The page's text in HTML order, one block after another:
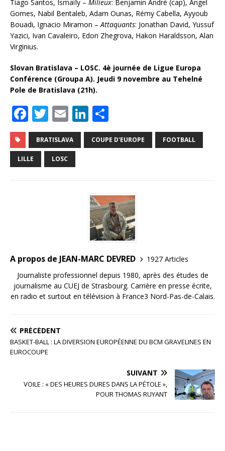
Tiago Santos, Ismaïly – Milieux: Benjamin André (cap), Angel
Gomes, Nabil Bentaleb, Adam Ounas, Rémy Cabella, Ayyoub
Bouadi, Ignacio Miramon –Attaquants: Jonathan David, Yussuf
Yazici, Ivan Cavaleiro, Edon Zhegrova, Hakon Haraldsson, Alan
Virginius.
Slovan Bratislava – LOSC. 4è journée de Ligue Europa
Conférence (Groupa A). Jeudi 9 novembre au Tehelné
Pole de Bratislava (21h).
F
a
c
e
T
w
it
te
E
m
ai
l
Li
n
k
n
ar
ta
r
BRATISLAVA COUPE D'EUROPE FOOTBALL
LILLE LOSC
A propos de JEAN-MARC DEVRED
1927 Articles
Journaliste professionnel depuis 1980, après des études de
journalisme au CUEJ de Strasbourg. Carrière en presse écrite,
en radio et surtout en télévision à France3 Nord-Pas-de-Calais.
PRÉCÉDENT
BASKET-BALL : LA DIVERSION EUROPÉENNE DU BCM GRAVELINES EN
EUROCOUPE
SUIVANT
VOILE : « DES HEURES DURES DANS LA PÉTOLE »,
POUR THOMAS RUYANT